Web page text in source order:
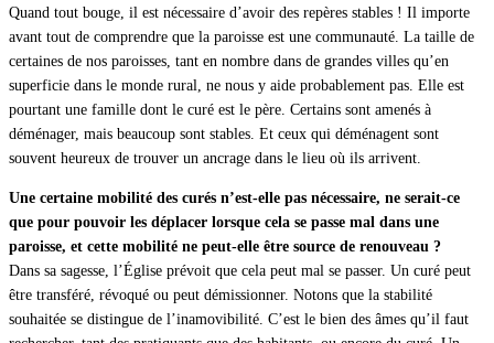
Quand tout bouge, il est nécessaire d’avoir des repères stables ! Il importe
avant tout de comprendre que la paroisse est une communauté. La taille de
certaines de nos paroisses, tant en nombre dans de grandes villes qu’en
superficie dans le monde rural, ne nous y aide probablement pas. Elle est
pourtant une famille dont le curé est le père. Certains sont amenés à
déménager, mais beaucoup sont stables. Et ceux qui déménagent sont
souvent heureux de trouver un ancrage dans le lieu où ils arrivent.
Une certaine mobilité des curés n’est-elle pas nécessaire, ne serait-ce
que pour pouvoir les déplacer lorsque cela se passe mal dans une
paroisse, et cette mobilité ne peut-elle être source de renouveau ?
Dans sa sagesse, l’Église prévoit que cela peut mal se passer. Un curé peut
être transféré, révoqué ou peut démissionner. Notons que la stabilité
souhaitée se distingue de l’inamovibilité. C’est le bien des âmes qu’il faut